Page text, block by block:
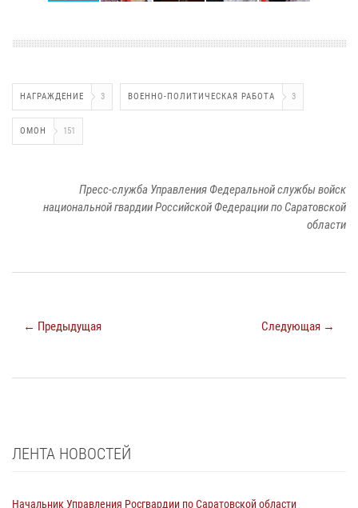
НАГРАЖДЕНИЕ 3 ВОЕННО-ПОЛИТИЧЕСКАЯ РАБОТА 3
ОМОН 151
Пресс-служба Управления Федеральной службы войск
национальной гвардии Российской Федерации по Саратовской
области
← Предыдущая Следующая →
ЛЕНТА НОВОСТЕЙ
Начальник Управления Росгвардии по Саратовской области